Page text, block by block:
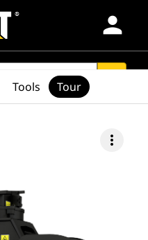
person
more_vert
Tools Tour